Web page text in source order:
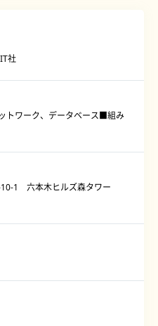
社
トワーク、データベース■組み
1 六本木ヒルズ森タワー